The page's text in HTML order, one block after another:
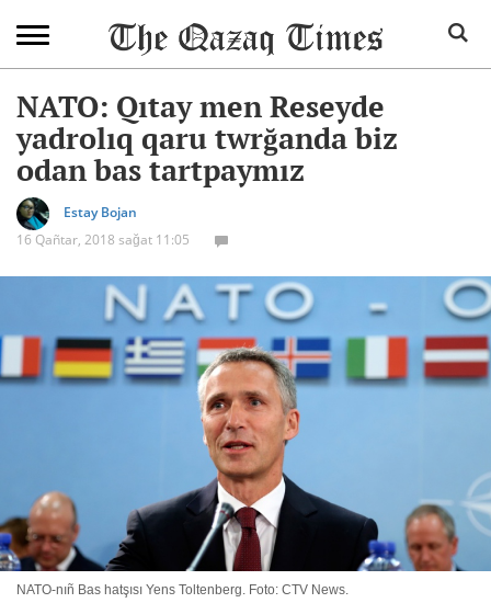
NATO: Qıtay men Reseyde
yadrolıq qaru twrğanda biz
odan bas tartpaymız
Estay Bojan
16 Qañtar, 2018 sağat 11:05
NATO-nıñ Bas hatşısı Yens Toltenberg. Foto: CTV News.